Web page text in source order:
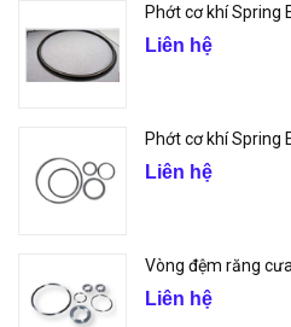
Phớt cơ khí Spring
Liên hệ
Phớt cơ khí Spring
Liên hệ
Vòng đệm răng
Liên hệ